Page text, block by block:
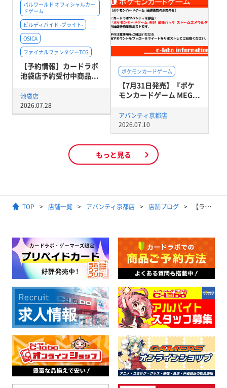
パルワールド オフィシャルカー
ドゲーム
ビルディバイド -ブライト-
OSICA
ファイナルファンタジーTCG
【予約情報】カードラボ
池袋店予約受付中商品...
池袋店
2026.07.28
ポケモンカードゲーム
【7月31日発売】『ポケ
モンカードゲーム MEG...
アバンティ京都店
2026.07.10
もっと見る
TOP 店舗一覧 アバンティ京都店 店舗ブログ 【ラブライブ！シリーズ オフィシャルカードゲーム】2025年10月18日開催Masters Tournament 10月度店舗予選(2025)結果発表【優勝デッキ】